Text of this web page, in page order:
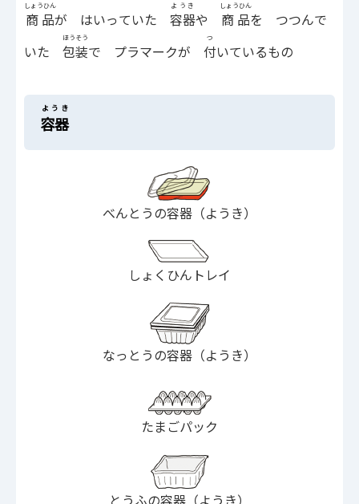
商品
しょうひん
が はいっていた 容器
ようき
や 商品
しょうひん
を つつんで
いた 包装
ほうそう
で プラマークが 付
つ
いているもの
容器
ようき
べんとうの容器（ようき）
しょくひんトレイ
なっとうの容器（ようき）
たまごパック